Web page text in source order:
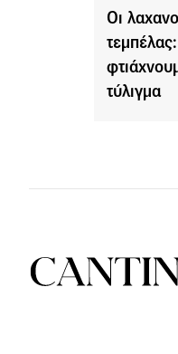
Οι
τύλιγμα